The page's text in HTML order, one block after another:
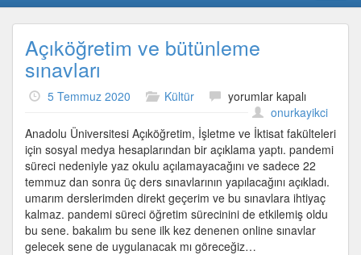
Açıköğretim ve bütünleme
sınavları
5 Temmuz 2020 Kültür
Açıköğretim
bütünleme
sınavları
için
yorumlar kapalı
onurkayikci
Anadolu Üniversitesi Açıköğretim, İşletme ve İktisat fakülteleri
için sosyal medya hesaplarından bir açıklama yaptı. pandemi
süreci nedeniyle yaz okulu açılamayacağını ve sadece 22
temmuz dan sonra üç ders sınavlarının yapılacağını açıkladı.
umarım derslerimden direkt geçerim ve bu sınavlara ihtiyaç
kalmaz. pandemi süreci öğretim sürecinini de etkilemiş oldu
bu sene. bakalım bu sene ilk kez denenen online sınavlar
gelecek sene de uygulanacak mı göreceğiz…